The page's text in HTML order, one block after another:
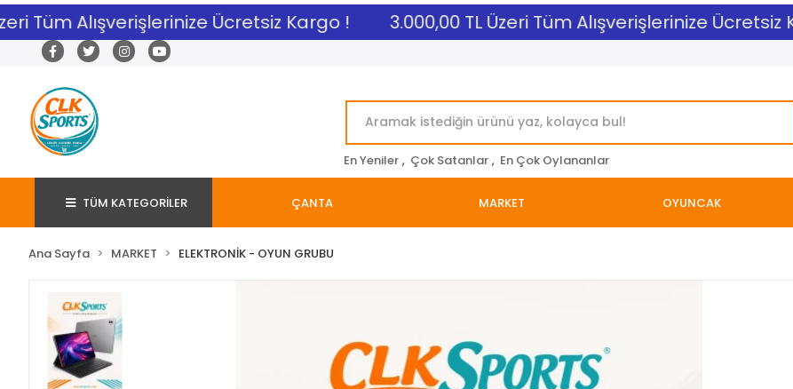
Tüm Alışverişlerinize Ücretsiz Kargo ! 3.000,00 TL Üzeri Tüm Alışverişlerinize Ücretsiz
En Yeniler , Çok Satanlar , En Çok Oylananlar
TÜM KATEGORİLER ÇANTA MARKET OYUNCAK
Ana Sayfa MARKET ELEKTRONİK - OYUN GRUBU